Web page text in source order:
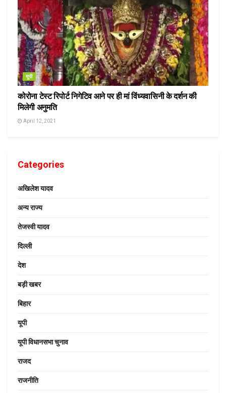
यूपी
कोरोना टेस्ट रिपोर्ट निगेटिव आने पर ही मां विंध्यवासिनी के दर्शन की
मिलेगी अनुमति
April 12, 2021
Categories
अखिलेश यादव
अन्य राज्य
तेजस्वी यादव
दिल्ली
देश
बड़ी खबर
बिहार
यूपी
यूपी विधानसभा चुनाव
राजद
राजनीति